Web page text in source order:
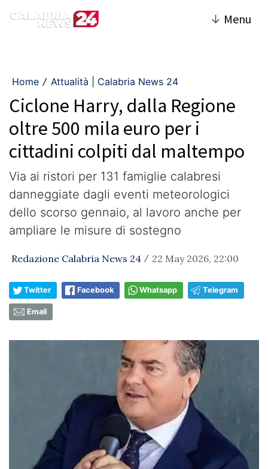
↓ Menu
Home / Attualità | Calabria News 24
Ciclone Harry, dalla Regione
oltre 500 mila euro per i
cittadini colpiti dal maltempo
Via ai ristori per 131 famiglie calabresi
danneggiate dagli eventi meteorologici
dello scorso gennaio, al lavoro anche per
ampliare le misure di sostegno
Redazione Calabria News 24 / 22 May 2026, 22:00
Twitter Facebook Whatsapp Telegram
Email